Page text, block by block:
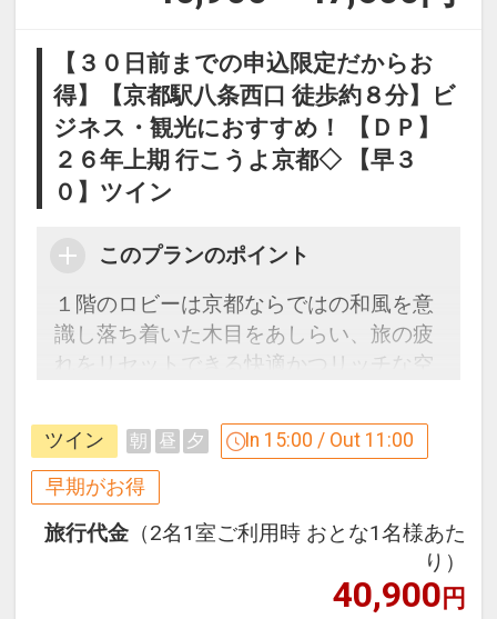
【３０日前までの申込限定だからお
得】【京都駅八条西口 徒歩約８分】ビ
ジネス・観光におすすめ！ 【ＤＰ】
２６年上期 行こうよ京都◇ 【早３
０】ツイン
このプランのポイント
１階のロビーは京都ならではの和風を意
識し落ち着いた木目をあしらい、旅の疲
れをリセットできる快適かつリッチな空
完備。
３０日前までのご予約でお得に宿泊！
早期予約限定！３０日前までのご予約が
※本プランは３０日前までの受付限定で
ツイン 朝 昼 夕 In 15:00 / Out 11:00
早期がお得
旅行代金 （2名1室ご利用時 おとな1名様あた
り）
40,900円